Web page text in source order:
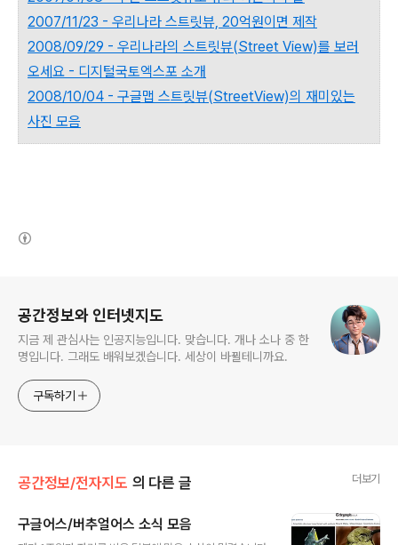
2007/11/23 - 우리나라 스트릿뷰, 20억원이면 제작
2008/09/29 - 우리나라의 스트릿뷰(Street View)를 보러
오세요 - 디지털국토엑스포 소개
2008/10/04 - 구글맵 스트릿뷰(StreetView)의 재미있는
사진 모음
공간정보와 인터넷지도
지금 제 관심사는 인공지능입니다. 맞습니다. 개나 소나 중 한
명입니다. 그래도 배워보겠습니다. 세상이 바뀔테니까요.
구독하기
공간정보/전자지도 의 다른 글 더보기
구글어스/버추얼어스 소식 모음